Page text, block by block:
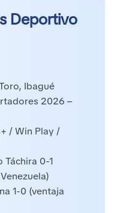
Deportivo
Ibagué
2026 –
/ Win Play /
Táchira 0-1
1-0 (ventaja